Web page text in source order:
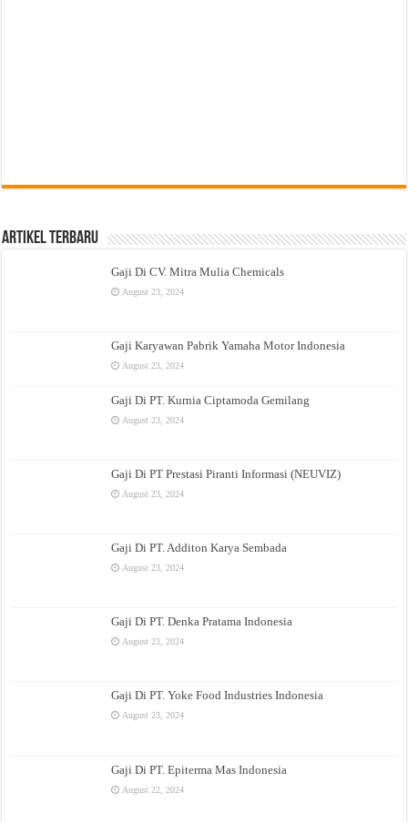
Artikel Terbaru
Gaji Di CV. Mitra Mulia Chemicals
August 23, 2024
Gaji Karyawan Pabrik Yamaha Motor Indonesia
August 23, 2024
Gaji Di PT. Kurnia Ciptamoda Gemilang
August 23, 2024
Gaji Di PT Prestasi Piranti Informasi (NEUVIZ)
August 23, 2024
Gaji Di PT. Additon Karya Sembada
August 23, 2024
Gaji Di PT. Denka Pratama Indonesia
August 23, 2024
Gaji Di PT. Yoke Food Industries Indonesia
August 23, 2024
Gaji Di PT. Epiterma Mas Indonesia
August 22, 2024